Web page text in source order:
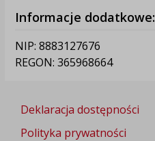
Informacje dodatkowe:
NIP: 8883127676
REGON: 365968664
Deklaracja dostępności
Polityka prywatności